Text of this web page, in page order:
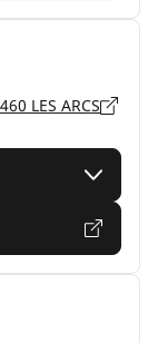
LES ARCS